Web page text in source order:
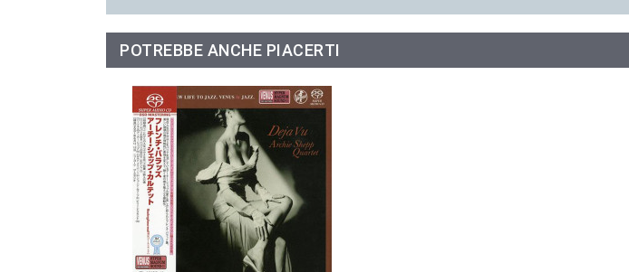
POTREBBE ANCHE PIACERTI